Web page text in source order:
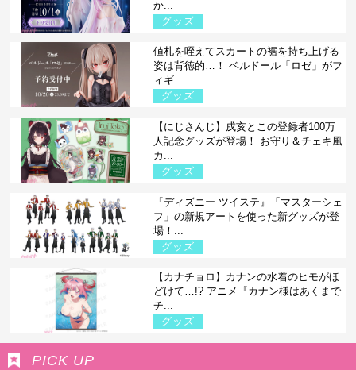
か...
グッズ
値札を咥えてスカートの裾を持ち上げる
姿は背徳的…！ ベルドール「ロゼ」がフ
ィギ...
グッズ
【にじさんじ】戌亥とこの登録者100万
人記念グッズが登場！ お守り＆チェキ風
カ...
グッズ
『ディズニー ツイステ』「マスターシェ
フ」の新規アートを使った新グッズが登
場！...
グッズ
【カナチョロ】カナンの水着のヒモがほ
どけて…!? アニメ『カナン様はあくまで
チ...
グッズ
PICK UP